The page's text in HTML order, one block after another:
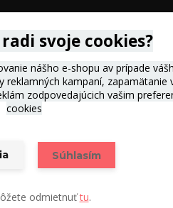
svoje cookies?
nášho e-shopu av prípade
kampaní, zapamätanie
zodpovedajúcich vašim
cookies
Súhlasím
odmietnuťtu.